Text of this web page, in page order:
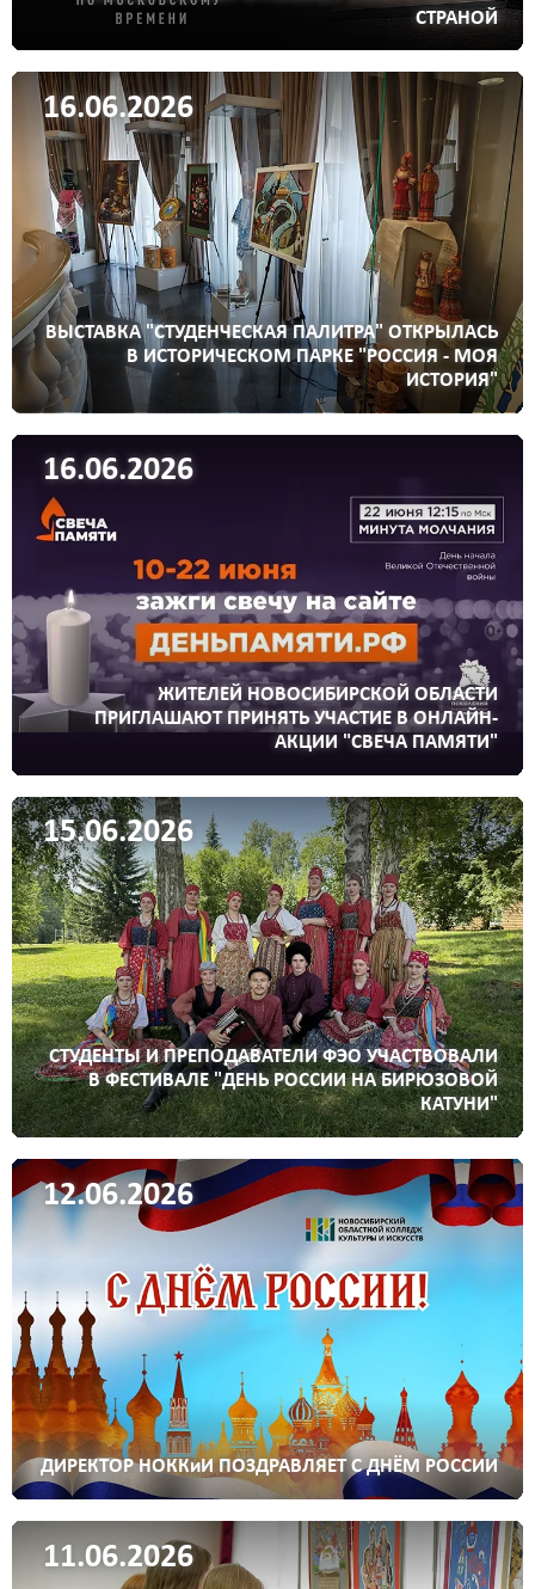
СТРАНОЙ
16.06.2026
ВЫСТАВКА "СТУДЕНЧЕСКАЯ ПАЛИТРА" ОТКРЫЛАСЬ
В ИСТОРИЧЕСКОМ ПАРКЕ "РОССИЯ - МОЯ
ИСТОРИЯ"
16.06.2026
ЖИТЕЛЕЙ НОВОСИБИРСКОЙ ОБЛАСТИ
ПРИГЛАШАЮТ ПРИНЯТЬ УЧАСТИЕ В ОНЛАЙН-
АКЦИИ "СВЕЧА ПАМЯТИ"
15.06.2026
СТУДЕНТЫ И ПРЕПОДАВАТЕЛИ ФЭО УЧАСТВОВАЛИ
В ФЕСТИВАЛЕ "ДЕНЬ РОССИИ НА БИРЮЗОВОЙ
КАТУНИ"
12.06.2026
ДИРЕКТОР НОККиИ ПОЗДРАВЛЯЕТ С ДНЁМ РОССИИ
11.06.2026